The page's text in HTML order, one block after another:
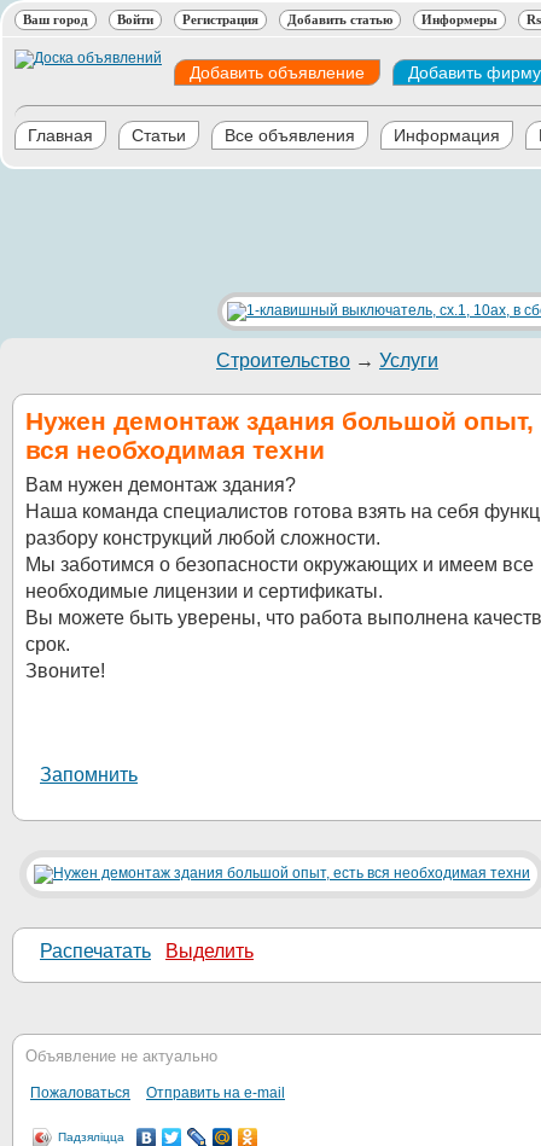
Ваш город Войти Регистрация Добавить статью Информеры
Добавить объявление Добавить фирму
Главная Статьи Все объявления Информация
Строительство → Услуги
Нужен демонтаж здания большой опыт,
вся необходимая техни
Вам нужен демонтаж здания?
Наша команда специалистов готова взять на себя
разбору конструкций любой сложности.
Мы заботимся о безопасности окружающих и имеем все
необходимые лицензии и сертификаты.
Вы можете быть уверены, что работа выполнена
срок.
Звоните!
Запомнить
Распечатать Выделить
Объявление не актуально
Пожаловаться Отправить на e-mail
Падзяліцца